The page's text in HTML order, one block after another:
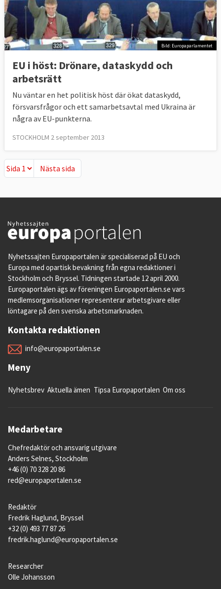
Bild: Europaparlamentet
EU i höst: Drönare, dataskydd och
arbetsrätt
Nu väntar en het politisk höst där ökat dataskydd,
försvarsfrågor och ett samarbetsavtal med Ukraina är
några av EU-punkterna.
STOCKHOLM 2 september 2013
Nästa sida
Nästa sida
Nyhetssajten Europaportalen är specialiserad på EU och
Europa med opartisk bevakning från egna redaktioner i
Stockholm och Bryssel. Tidningen startade 12 april 2000.
Europaportalen ägs av föreningen Europaportalen.se vars
medlemsorganisationer representerar arbetsgivare eller
löntagare på den svenska arbetsmarknaden.
Kontakta redaktionen
info@europaportalen.se
Meny
Nyhetsbrev Aktuella ämen Tipsa Europaportalen Om oss
Medarbetare
Chefredaktör och ansvarig utgivare
Anders Selnes, Stockholm
+46 (0) 70 328 20 86
red@europaportalen.se
Redaktör
Fredrik Haglund, Bryssel
+32 (0) 493 77 87 26
fredrik.haglund@europaportalen.se
Researcher
Olle Johansson